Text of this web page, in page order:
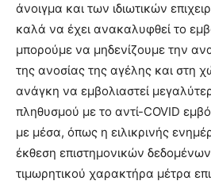
άνοιγμα και των ιδιωτικών
καλά να έχει ανακαλυφθεί το
μπορούμε να μηδενίζουμε την
της ανοσίας της αγέλης και στη
ανάγκη να εμβολιαστεί
πληθυσμού με το αντί-COVID
με μέσα, όπως η ειλικρινής
έκθεση επιστημονικών δεδομένων
τιμωρητικού χαρακτήρα μέτρα